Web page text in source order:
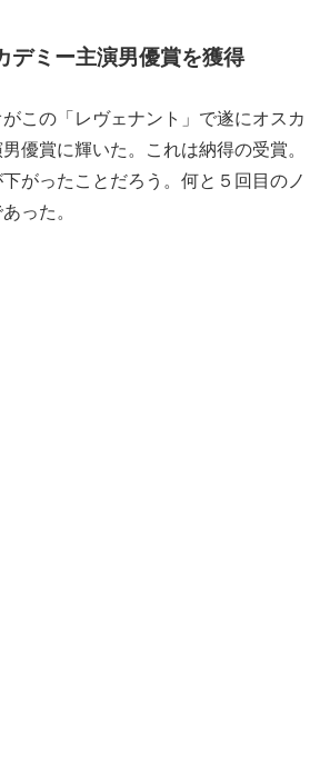
デミー主演男優賞を獲得
この「レヴェナント」で遂にオスカ
優賞に輝いた。これは納得の受賞。
がったことだろう。何と ５回目のノ
った。